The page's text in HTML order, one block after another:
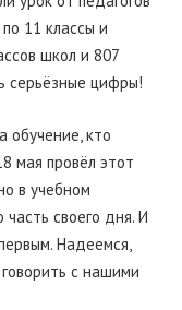
11 классы и
школ и 807
серьёзные цифры!
обучение, кто
мая провёл этот
в учебном
своего дня. И
Надеемся,
с нашими